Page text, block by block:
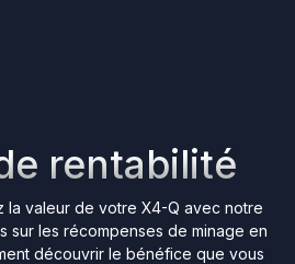
rentabilité
la valeur de votre X4-Q avec notre
sur les récompenses de minage en
découvrir le bénéfice que vous